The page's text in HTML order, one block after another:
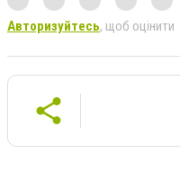
Авторизуйтесь, щоб оцінити